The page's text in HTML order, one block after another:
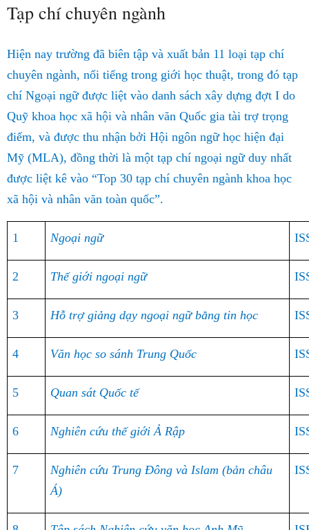
Tạp chí chuyên ngành
Hiện nay trường đã biên tập và xuất bản 11 loại tạp chí
chuyên ngành, nổi tiếng trong giới học thuật, trong đó tạp
chí Ngoại ngữ được liệt vào danh sách xây dựng đợt I do
Quỹ khoa học xã hội và nhân văn Quốc gia tài trợ trọng
điểm, và được thu nhận bởi Hội ngôn ngữ học hiện đại
Mỹ (MLA), đồng thời là một tạp chí ngoại ngữ duy nhất
được liệt kê vào “Top 30 tạp chí chuyên ngành khoa học
xã hội và nhân văn toàn quốc”.
1 Ngoại ngữ
2 Thế giới ngoại ngữ
3 Hỗ trợ giảng dạy ngoại ngữ bằng tin học
4 Văn học so sánh Trung Quốc
5 Quan sát Quốc tế
6 Nghiên cứu thế giới Ả Rập
7
Nghiên cứu Trung Đông và Islam (bản châu
Á)